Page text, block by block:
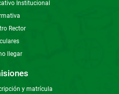
Institucional
Rector
llegar
y matrícula